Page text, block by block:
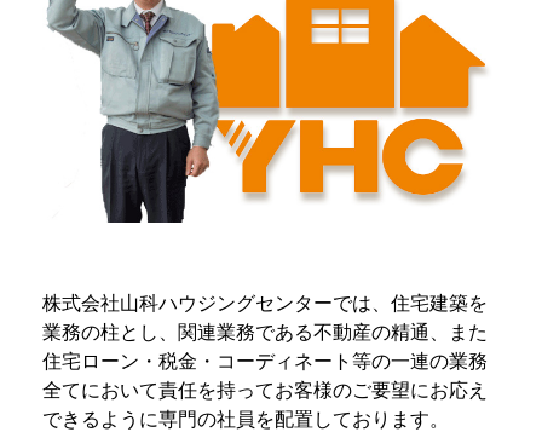
株式会社山科ハウジングセンターでは、住宅建築を
業務の柱とし、関連業務である不動産の精通、また
住宅ローン・税金・コーディネート等の一連の業務
全てにおいて責任を持ってお客様のご要望にお応え
できるように専門の社員を配置しております。